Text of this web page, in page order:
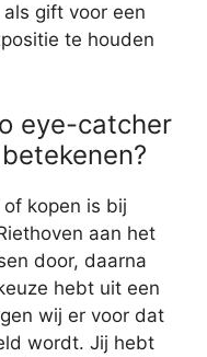
gift voor een
te houden
eye-catcher
kopen is bij
aan het
door, daarna
hebt uit een
wij er voor dat
wordt. Jij hebt